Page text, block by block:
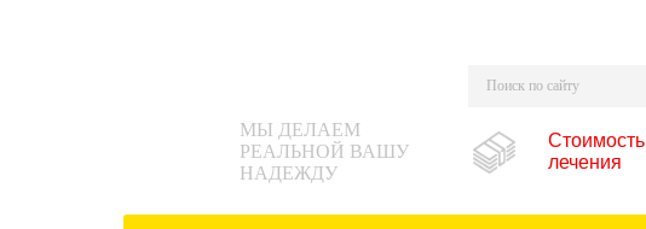
МЫ ДЕЛАЕМ
РЕАЛЬНОЙ ВАШУ
НАДЕЖДУ
Стоимость
лечения